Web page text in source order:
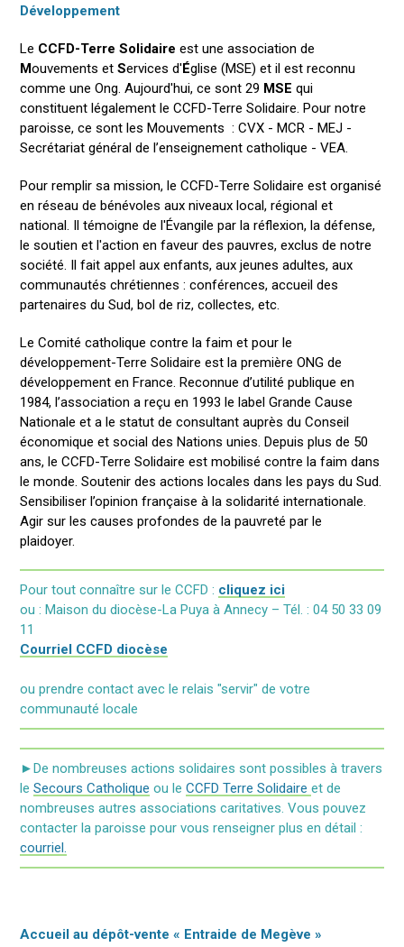
Développement
Le CCFD-Terre Solidaire est une association de
Mouvements etServices d'Église (MSE) et il est reconnu
comme une Ong. Aujourd'hui, ce sont 29 MSE qui
constituent légalement le CCFD-Terre Solidaire. Pour notre
paroisse, ce sont les Mouvements : CVX - MCR - MEJ -
Secrétariat général de l’enseignement catholique - VEA.
Pour remplir sa mission, le CCFD-Terre Solidaire est organisé
en réseau de bénévoles aux niveaux local, régional et
national. Il témoigne de l'Évangile par la réflexion, la défense,
le soutien et l'action en faveur des pauvres, exclus de notre
société. Il fait appel aux enfants, aux jeunes adultes, aux
communautés chrétiennes : conférences, accueil des
partenaires du Sud, bol de riz, collectes, etc.
Le Comité catholique contre la faim et pour le
développement-Terre Solidaire est la première ONG de
développement en France. Reconnue d’utilité publique en
1984, l’association a reçu en 1993 le label Grande Cause
Nationale et a le statut de consultant auprès du Conseil
économique et social des Nations unies. Depuis plus de 50
ans, le CCFD-Terre Solidaire est mobilisé contre la faim dans
le monde. Soutenir des actions locales dans les pays du Sud.
Sensibiliser l’opinion française à la solidarité internationale.
Agir sur les causes profondes de la pauvreté par le
plaidoyer.
Pour tout connaître sur le CCFD : cliquez ici
ou : Maison du diocèse-La Puya à Annecy – Tél. : 04 50 33 09
11
Courriel CCFD diocèse
ou prendre contact avec le relais "servir" de votre
communauté locale
►De nombreuses actions solidaires sont possibles à travers
leSecours Catholique ou leCCFD Terre Solidaireet de
nombreuses autres associations caritatives. Vous pouvez
contacter la paroisse pour vous renseigner plus en détail :
courriel.
Accueil au dépôt-vente « Entraide de Megève »